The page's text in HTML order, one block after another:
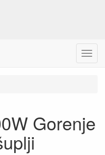
Menu
Gorenje